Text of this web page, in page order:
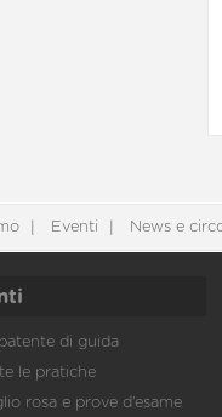
Eventi News e
di guida
le pratiche
rosa e prove d’esame